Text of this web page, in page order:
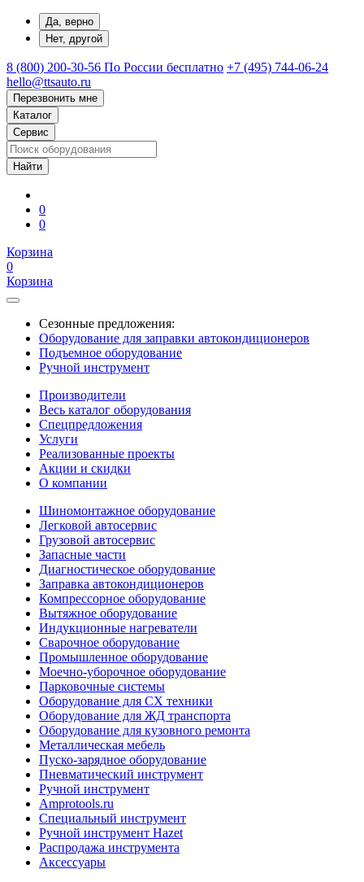
Да, верно
Нет, другой
8 (800) 200-30-56 По России бесплатно +7 (495) 744-06-24
hello@ttsauto.ru
Перезвонить мне
Каталог
Сервис
0
0
Корзина
0
Корзина
Сезонные предложения:
Оборудование для заправки автокондиционеров
Подъемное оборудование
Ручной инструмент
Производители
Весь каталог оборудования
Спецпредложения
Услуги
Реализованные проекты
Акции и скидки
О компании
Шиномонтажное оборудование
Легковой автосервис
Грузовой автосервис
Запасные части
Диагностическое оборудование
Заправка автокондиционеров
Компрессорное оборудование
Вытяжное оборудование
Индукционные нагреватели
Сварочное оборудование
Промышленное оборудование
Моечно-уборочное оборудование
Парковочные системы
Оборудование для СХ техники
Оборудование для ЖД транспорта
Оборудование для кузовного ремонта
Металлическая мебель
Пуско-зарядное оборудование
Пневматический инструмент
Ручной инструмент
Amprotools.ru
Специальный инструмент
Ручной инструмент Hazet
Распродажа инструмента
Аксессуары